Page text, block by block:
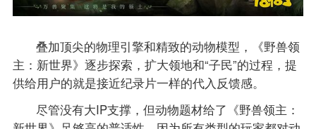
叠加顶尖的物理引擎和精致的动物模型，《野兽领
主：新世界》逐步探索，扩大领地和“子民”的过程，提
供给用户的就是接近纪录片一样的代入反馈感。
尽管没有大IP支撑，但动物题材给了《野兽领主：